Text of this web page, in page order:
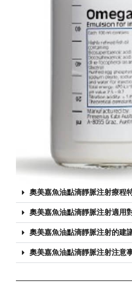
奧美嘉魚油點滴靜脈注射療程
奧美嘉魚油點滴靜脈注射適用
奧美嘉魚油點滴靜脈注射的建
奧美嘉魚油點滴靜脈注射注意